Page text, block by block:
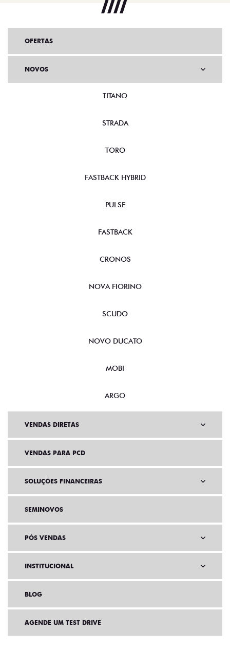
OFERTAS
NOVOS
TITANO
STRADA
TORO
FASTBACK HYBRID
PULSE
FASTBACK
CRONOS
NOVA FIORINO
SCUDO
NOVO DUCATO
MOBI
ARGO
VENDAS DIRETAS
VENDAS PARA PCD
SOLUÇÕES FINANCEIRAS
SEMINOVOS
PÓS VENDAS
INSTITUCIONAL
BLOG
AGENDE UM TEST DRIVE